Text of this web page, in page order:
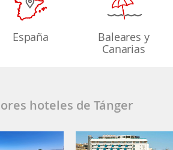
España
Baleares y
Canarias
hoteles de Tánger